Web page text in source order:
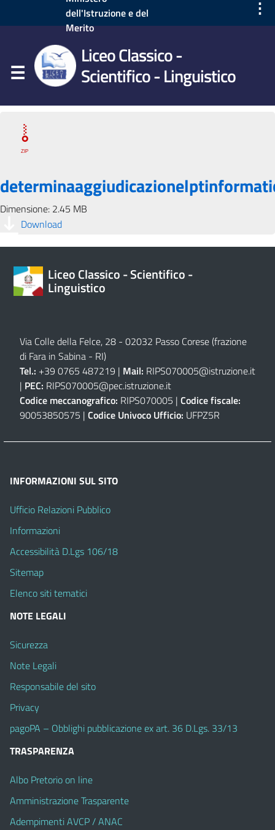
dell'Istruzione e del
Merito
⋮
Liceo Classico -
Scientifico - Linguistico
Dimensione: 2.45 MB
Download
Liceo Classico - Scientifico -
Linguistico
Via Colle della Felce, 28 - 02032 Passo Corese (frazione
di Fara in Sabina - RI)
Tel.: +39 0765 487219 | Mail: RIPS070005@istruzione.it
| PEC: RIPS070005@pec.istruzione.it
Codice meccanografico: RIPS070005 | Codice fiscale:
90053850575 | Codice Univoco Ufficio: UFPZ5R
INFORMAZIONI SUL SITO
Ufficio Relazioni Pubblico
Informazioni
Accessibilità D.Lgs 106/18
Sitemap
Elenco siti tematici
NOTE LEGALI
Sicurezza
Note Legali
Responsabile del sito
Privacy
pagoPA – Obblighi pubblicazione ex art. 36 D.Lgs. 33/13
TRASPARENZA
Albo Pretorio on line
Amministrazione Trasparente
Adempimenti AVCP / ANAC